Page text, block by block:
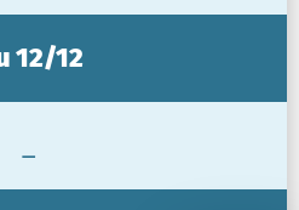
12/12